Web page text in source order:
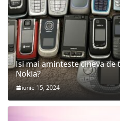
Isi mai aminteste cineva
Nokia?
iunie 15, 2024